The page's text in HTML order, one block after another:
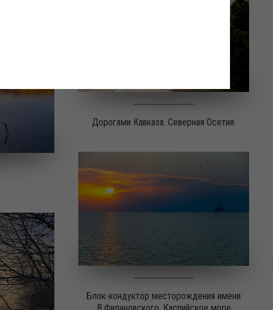
Дорогами Кавказа. Северная Осетия.
Блок-кондуктор месторождения имени